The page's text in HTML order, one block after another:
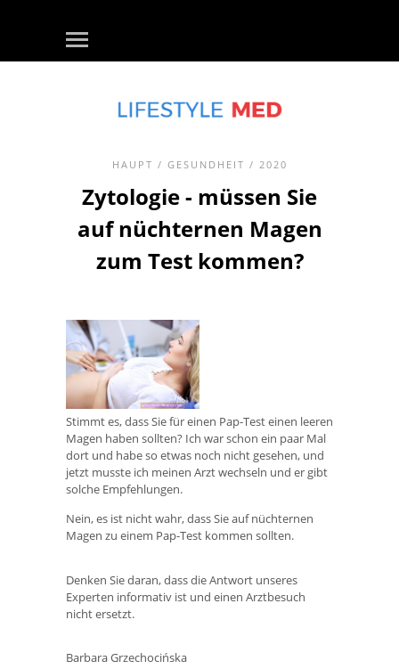
HAUPT / GESUNDHEIT / 2020
Zytologie - müssen Sie
auf nüchternen Magen
zum Test kommen?
Stimmt es, dass Sie für einen Pap-Test einen leeren
Magen haben sollten? Ich war schon ein paar Mal
dort und habe so etwas noch nicht gesehen, und
jetzt musste ich meinen Arzt wechseln und er gibt
solche Empfehlungen.
Nein, es ist nicht wahr, dass Sie auf nüchternen
Magen zu einem Pap-Test kommen sollten.
Denken Sie daran, dass die Antwort unseres
Experten informativ ist und einen Arztbesuch
nicht ersetzt.
Barbara Grzechocińska